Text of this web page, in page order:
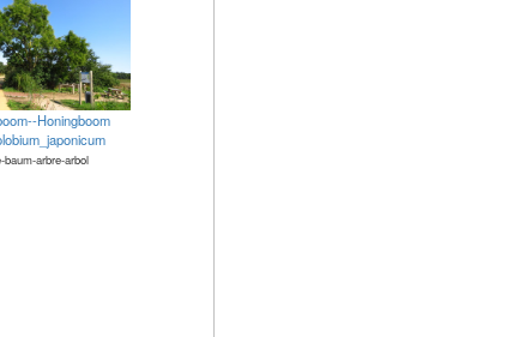
Honingboom
baum-arbre-arbol